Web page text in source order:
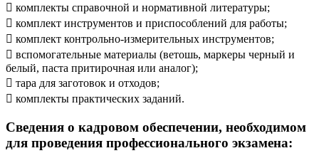
 комплекты справочной и нормативной литературы;
 комплект инструментов и приспособлений для работы;
 комплект контрольно-измерительных инструментов;
 вспомогательные материалы (ветошь, маркеры черный и
белый, паста притирочная или аналог);
 тара для заготовок и отходов;
 комплекты практических заданий.
Сведения о кадровом обеспечении, необходимом
для проведения профессионального экзамена: